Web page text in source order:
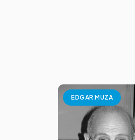
EDGAR MUZA